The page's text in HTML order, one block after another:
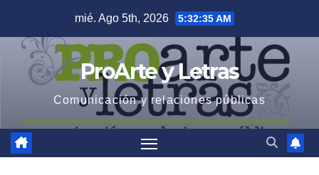
contenido
mié. Ago 5th, 2026 5:32:36 AM
ProArte y Letras
Comunicación y relaciones públicas